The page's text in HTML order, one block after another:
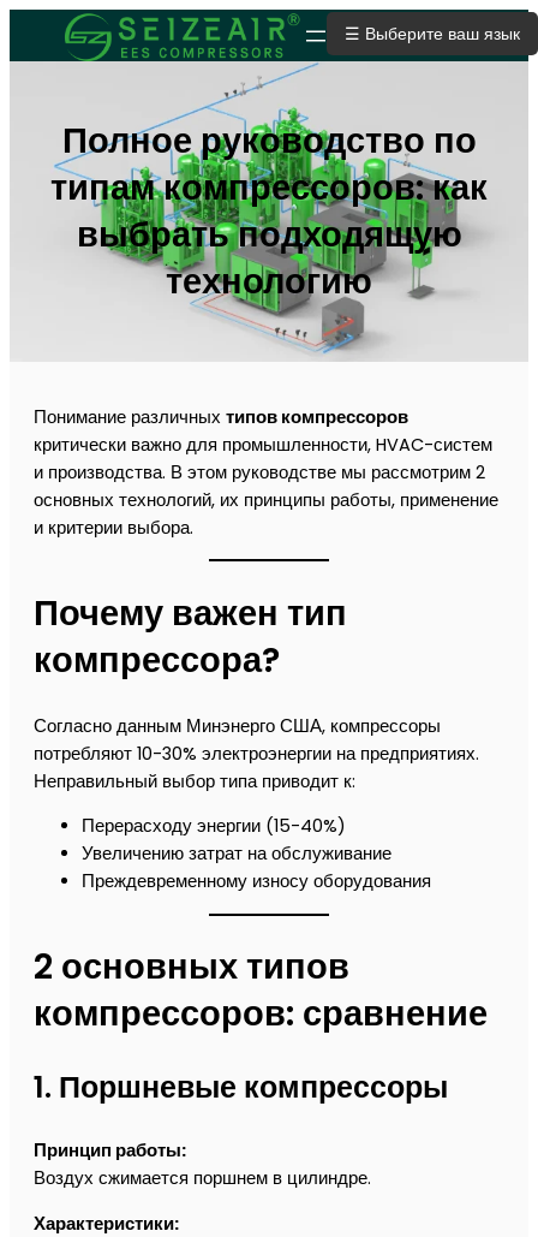
ОТПРАВИТЬ ЗАЯВКУ
☰ Выберите ваш язык
Полное руководство по
типам компрессоров: как
выбрать подходящую
технологию
Понимание различных типов компрессоров
критически важно для промышленности, HVAC-систем
и производства. В этом руководстве мы рассмотрим 2
основных технологий, их принципы работы, применение
и критерии выбора.
Почему важен тип
компрессора?
Согласно данным Минэнерго США, компрессоры
потребляют 10-30% электроэнергии на предприятиях.
Неправильный выбор типа приводит к:
Перерасходу энергии (15-40%)
Увеличению затрат на обслуживание
Преждевременному износу оборудования
2 основных типов
компрессоров: сравнение
1. Поршневые компрессоры
Принцип работы:
Воздух сжимается поршнем в цилиндре.
Характеристики: